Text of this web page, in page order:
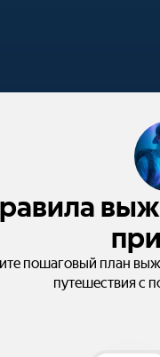
пошаговый план
путешествия с